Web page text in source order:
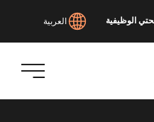
الوظيفية العربية